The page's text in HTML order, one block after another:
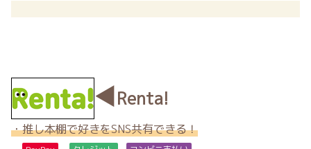
◀Renta!
・推し本棚で好きをSNS共有できる！